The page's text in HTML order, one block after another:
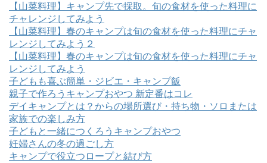
【山菜料理】キャンプ先で採取。旬の食材を使った料理に
チャレンジしてみよう
【山菜料理】春のキャンプは旬の食材を使った料理にチャ
レンジしてみよう２
【山菜料理】春のキャンプは旬の食材を使った料理にチャ
レンジしてみよう
子どもも喜ぶ簡単・ジビエ・キャンプ飯
親子で作ろうキャンプおやつ 新定番はコレ
デイキャンプとは？からの場所選び・持ち物・ソロまたは
家族での楽しみ方
子どもと一緒につくろうキャンプおやつ
妊婦さんの冬の過ごし方
キャンプで役立つロープと結び方